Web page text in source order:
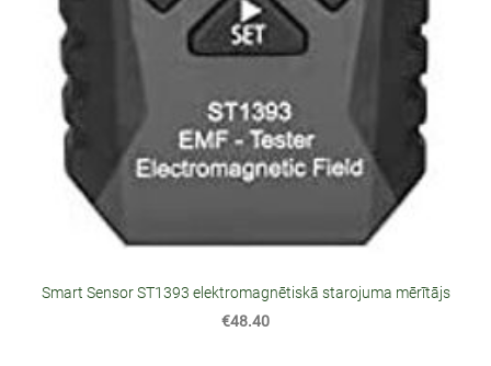
Smart Sensor ST1393 elektromagnētiskā starojuma mērītājs
€48.40